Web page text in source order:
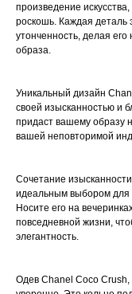
произведение
роскошь. Каждая деталь
утонченность, делая
образа.
Уникальный дизайн
своей изысканностью и
придаст вашему образу
вашей неповторимой
Сочетание
идеальным выбором для
Носите его на
повседневной жизни,
элегантность.
Одев Chanel Coco